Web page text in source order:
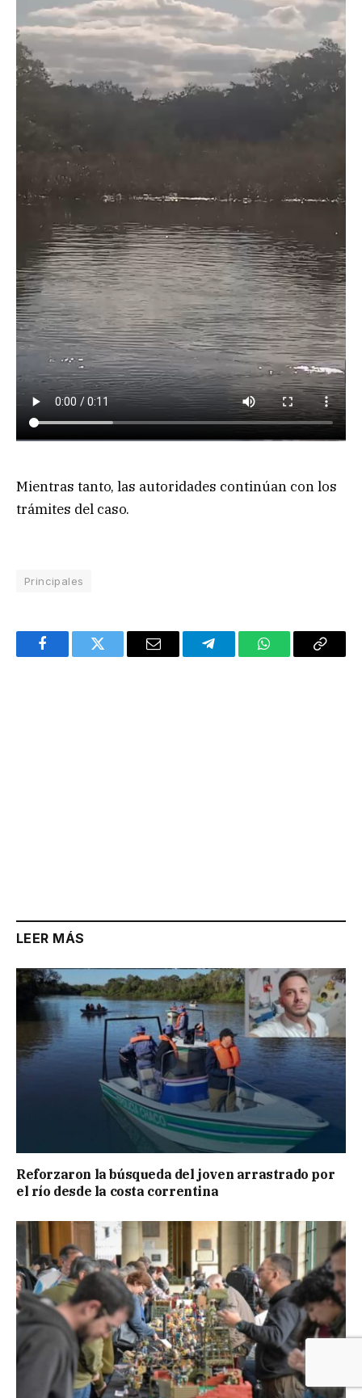
Mientras tanto, las autoridades continúan con los
trámites del caso.
Principales
FacebookTwitter Email TelegramWhatsAppCopy
LEER MÁS
Reforzaron la búsqueda del joven arrastrado por
el río desde la costa correntina